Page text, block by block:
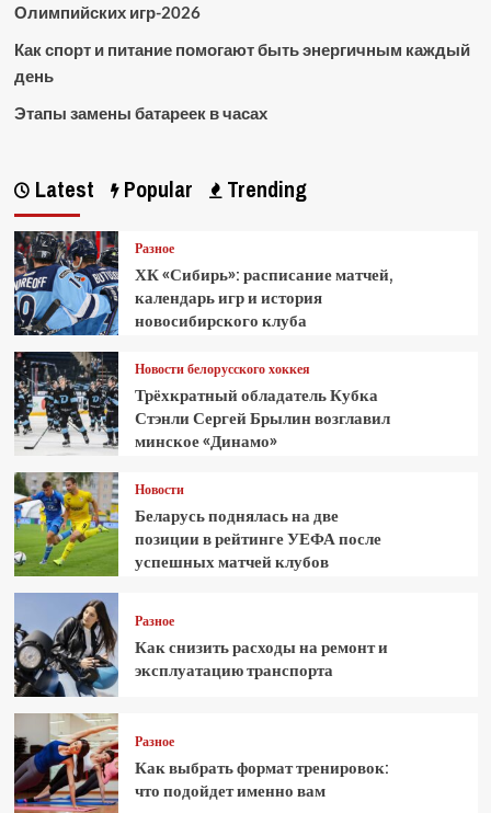
Олимпийских игр-2026
Как спорт и питание помогают быть энергичным каждый
день
Этапы замены батареек в часах
Latest Popular Trending
Разное
ХК «Сибирь»: расписание матчей,
календарь игр и история
новосибирского клуба
Новости белорусского хоккея
Трёхкратный обладатель Кубка
Стэнли Сергей Брылин возглавил
минское «Динамо»
Новости
Беларусь поднялась на две
позиции в рейтинге УЕФА после
успешных матчей клубов
Разное
Как снизить расходы на ремонт и
эксплуатацию транспорта
Разное
Как выбрать формат тренировок:
что подойдет именно вам